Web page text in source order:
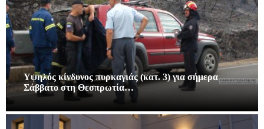
Υψηλός κίνδυνος πυρκαγιάς (κατ. 3) για σήμερα
Σάββατο στη Θεσπρωτία…